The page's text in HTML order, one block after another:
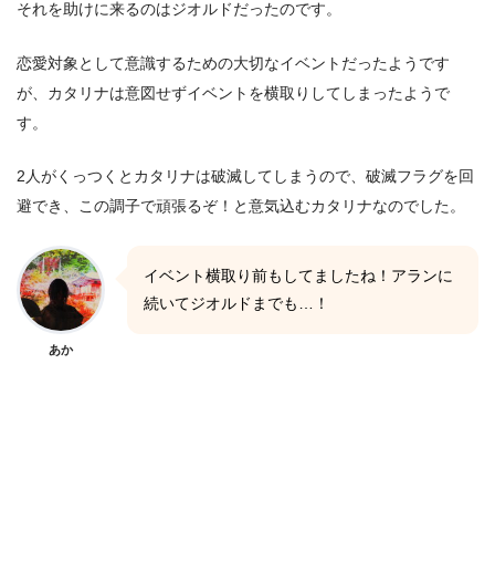
それを助けに来るのはジオルドだったのです。
恋愛対象として意識するための大切なイベントだったようです
が、カタリナは意図せずイベントを横取りしてしまったようで
す。
2人がくっつくとカタリナは破滅してしまうので、破滅フラグを回
避でき、この調子で頑張るぞ！と意気込むカタリナなのでした。
あか
イベント横取り前もしてましたね！アランに
続いてジオルドまでも…！